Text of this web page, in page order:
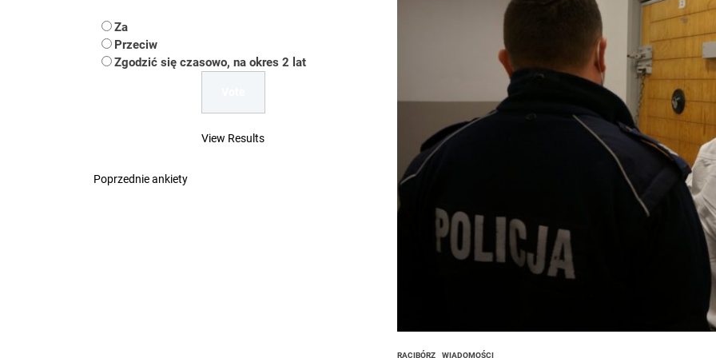
Uwaga Dębieńsko – woda nieprzydatna do spożycia!!!
Ilu mieszkańców ma Rybnik?
Dość komentowania kolejnych afer w ochronie zdrowia — czas zacząć mówić o
RACIBÓRZ WIADOMOŚCI
Za
Przeciw
Zgodzić się czasowo, na okres 2 lat
View Results
Poprzednie ankiety